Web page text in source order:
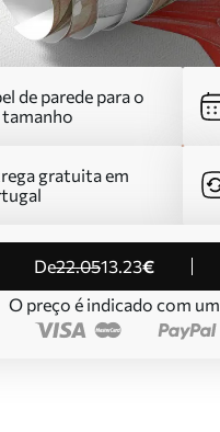
de parede para o
tamanho
gratuita em
de22.0513.23€
O preço é indicado com um